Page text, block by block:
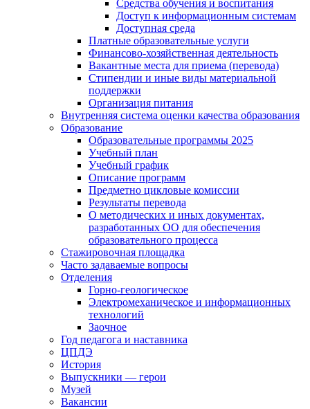
Средства обучения и воспитания
Доступ к информационным системам
Доступная среда
Платные образовательные услуги
Финансово-хозяйственная деятельность
Вакантные места для приема (перевода)
Стипендии и иные виды материальной
поддержки
Организация питания
Внутренняя система оценки качества образования
Образование
Образовательные программы 2025
Учебный план
Учебный график
Описание программ
Предметно цикловые комиссии
Результаты перевода
О методических и иных документах,
разработанных ОО для обеспечения
образовательного процесса
Стажировочная площадка
Часто задаваемые вопросы
Отделения
Горно-геологическое
Электромеханическое и информационных
технологий
Заочное
Год педагога и наставника
ЦПДЭ
История
Выпускники — герои
Музей
Вакансии